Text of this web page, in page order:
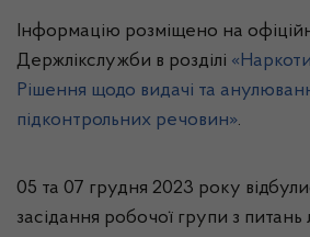
Інформацію розміщено на
Держлікслужби в розділі
Рішення щодо видачі та
підконтрольних речовин».
05 та 07 грудня 2023 року
засідання робочої групи з питань